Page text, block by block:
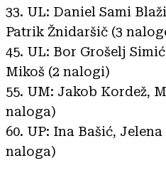
33. UL: Daniel Sami
Patrik Žnidaršič (3
45. UL: Bor Grošelj
Mikoš (2 nalogi)
55. UM: Jakob Kordež,
naloga)
60. UP: Ina Bašić,
naloga)